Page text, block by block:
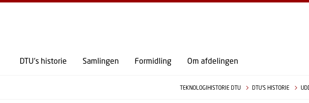
DTU's historie Samlingen Formidling Om afdelingen
TEKNOLOGIHISTORIE DTU DTU'S HISTORIE